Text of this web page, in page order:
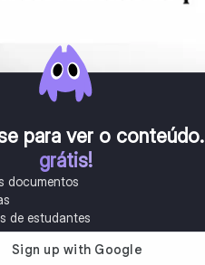
para ver o conteúdo.
grátis!
documentos
de estudantes